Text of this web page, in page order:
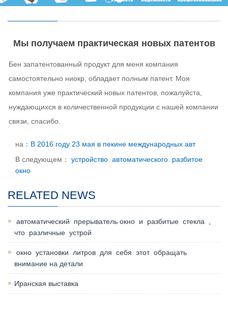
Мы получаем практическая новых патентов
Бен запатентованный продукт для меня компания
самостоятельно ниокр, обладает полным патент. Моя
компания уже практический новых патентов, пожалуйста,
нуждающихся в количественной продукции с нашей компании
связи, спасибо.
на： В 2016 году 23 мая в пекине международных авт
В следующем：
устройство автоматического разбитое
окно
RELATED NEWS
автоматический прерыватель окно и разбитые стекла ,
что различные устрой
окно установки литров для себя этот обращать
внимание на детали
Иранская выставка